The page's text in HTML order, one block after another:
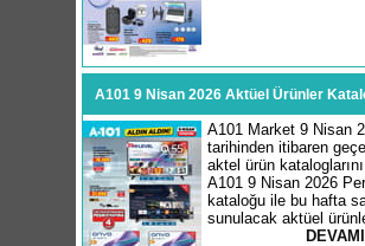
A101 9 Nisan 2026 Aktüel Ürünler
A101 Market 9 Nisan
tarihinden itibaren
aktel ürün kataloglarını
A101 9 Nisan 2026
kataloğu ile bu hafta
sunulacak aktüel